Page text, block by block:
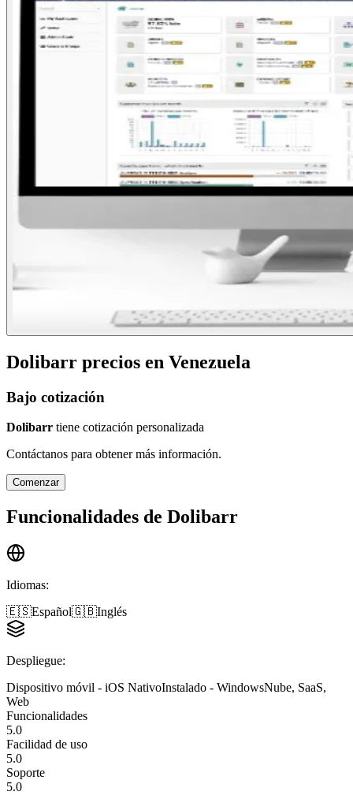
Dolibarr precios en Venezuela
Bajo cotización
Dolibarr tiene cotización personalizada
Contáctanos para obtener más información.
Comenzar
Funcionalidades de Dolibarr
Idiomas:
🇪🇸Español🇬🇧Inglés
Despliegue:
Dispositivo móvil - iOS NativoInstalado - WindowsNube, SaaS,
Web
Funcionalidades
5.0
Facilidad de uso
5.0
Soporte
5.0